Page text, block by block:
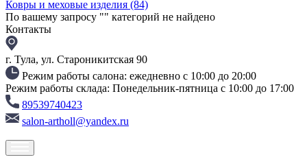
Ковры и меховые изделия (84)
По вашему запросу "" категорий не найдено
Контакты
г. Тула, ул. Староникитская 90
Режим работы салона: ежедневно с 10:00 до 20:00
Режим работы склада: Понедельник-пятница с 10:00 до 17:00
89539740423
salon-artholl@yandex.ru